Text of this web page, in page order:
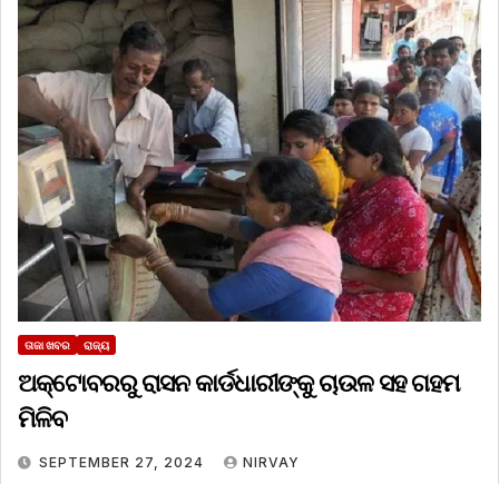
ତାଜା ଖବର ରାଜ୍ୟ
ଅକ୍ଟୋବରରୁ ରାସନ କାର୍ଡଧାରୀଙ୍କୁ ଚାଉଳ ସହ ଗହମ
ମିଳିବ
SEPTEMBER 27, 2024 NIRVAY